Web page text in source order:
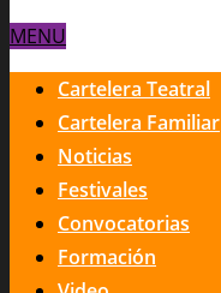
MENU
Cartelera Teatral
Cartelera Familiar
Noticias
Festivales
Convocatorias
Formación